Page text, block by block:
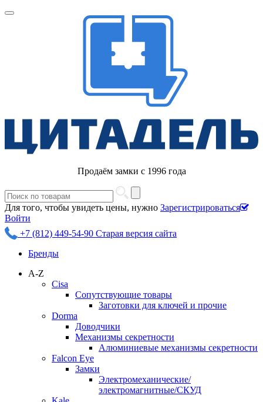
Продаём замки с 1996 года
Для того, чтобы увидеть цены, нужно Зарегистрироваться
Войти
+7 (812) 449-54-90 Старая версия сайта
Бренды
A-Z
Cisa
Сопутствующие товары
Заготовки для ключей и прочие
Dorma
Доводчики
Механизмы секретности
Алюминиевые механизмы секретности
Falcon Eye
Замки
Электромеханические/
электромагнитные/СКУД